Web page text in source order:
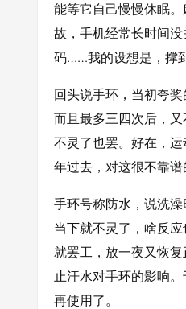
能等它自己慢慢休眠
故，手机经常长时间
码……我的设想是，撑
回头说手环，当初夸
而且最多三四次后，
不灵了也罢。好在，
年过去，对这很不靠谱
手环号称防水，说洗
当下就不灵了，啥反
就罢工，放一夜又恢
止汗水对手环的影响
再使用了。